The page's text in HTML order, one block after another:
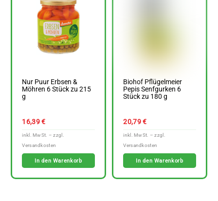
Nur Puur Erbsen &
Möhren 6 Stück zu 215
g
16,39€
In den Warenkorb
Biohof Pflügelmeier
Pepis Senfgurken 6
Stück zu 180 g
20,79€
In den Warenkorb